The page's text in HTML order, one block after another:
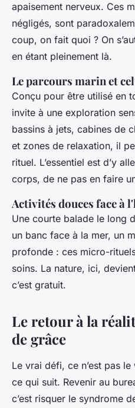
apaisement nerveux. Ces
négligés, sont
coup, on fait quoi ? On
en étant pleinement là.
Le parcours marin et
Conçu pour être utilisé en
invite à une exploration
bassins à jets, cabines de
et zones de relaxation, il
rituel. L’essentiel est d’y
corps, de ne pas en faire
Activités douces face à
Une courte balade le long
un banc face à la mer, un
profonde : ces micro-
soins. La nature, ici,
c’est gratuit.
Le retour à la
de grâce
Le vrai défi, ce n’est pas
ce qui suit. Revenir au
c’est risquer le syndrome